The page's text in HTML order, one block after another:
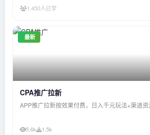
1,450人已学
最新
CPA推广拉新
APP推广拉新按效果付费，日入千元玩法+渠道
5.6k 1.5k